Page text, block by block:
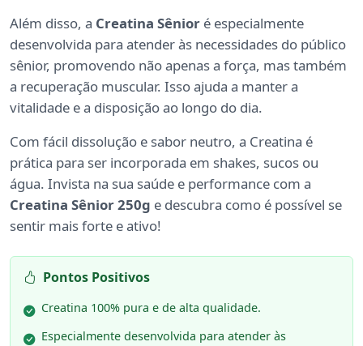
Além disso, a Creatina Sênior é especialmente
desenvolvida para atender às necessidades do público
sênior, promovendo não apenas a força, mas também
a recuperação muscular. Isso ajuda a manter a
vitalidade e a disposição ao longo do dia.
Com fácil dissolução e sabor neutro, a Creatina é
prática para ser incorporada em shakes, sucos ou
água. Invista na sua saúde e performance com a
Creatina Sênior 250g e descubra como é possível se
sentir mais forte e ativo!
Pontos Positivos
Creatina 100% pura e de alta qualidade.
Especialmente desenvolvida para atender às